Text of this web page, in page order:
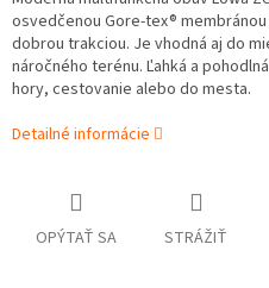
osvedčenou Gore-tex®
dobrou trakciou. Je vhodná aj do
náročného terénu. Ľahká a
hory, cestovanie alebo do mesta.
Detailné informácie
OPÝTAŤ SA STRÁŽIŤ